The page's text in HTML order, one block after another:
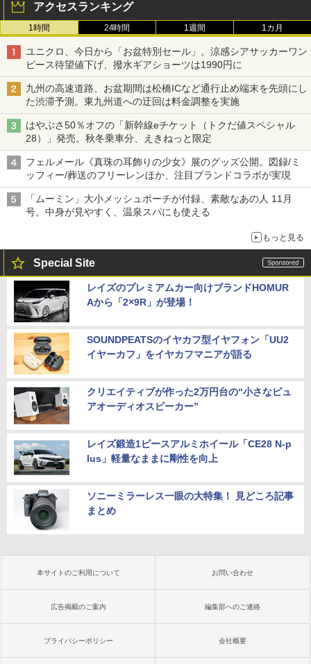
アクセスランキング
1時間 24時間 1週間 1カ月
ユニクロ、今日から「お盆特別セール」。涼感シアサッカーワン
ピース待望値下げ、撥水ギアショーツは1990円に
九州の高速道路、お盆期間は松橋ICなど通行止め端末を先頭にし
た渋滞予測。東九州道への迂回は料金調整を実施
はやぶさ50％オフの「新幹線eチケット（トクだ値スペシャル
28）」発売。秋冬乗車分、えきねっと限定
フェルメール《真珠の耳飾りの少女》展のグッズ公開。図録/ミ
ッフィー/葬送のフリーレンほか、注目ブランドコラボが実現
「ムーミン」大小メッシュポーチが付録、素敵なあの人 11月
号。中身が見やすく、温泉スパにも使える
もっと見る
Special Site
レイズのプレミアムカー向けブランドHOMUR
Aから「2×9R」が登場！
SOUNDPEATSのイヤカフ型イヤフォン「UU2
イヤーカフ」をイヤカフマニアが語る
クリエイティブが作った2万円台の“小さなピュ
アオーディオスピーカー”
レイズ鍛造1ピースアルミホイール「CE28 N-p
lus」軽量なままに剛性を向上
ソニーミラーレス一眼の大特集！ 見どころ記事
まとめ
本サイトのご利用について お問い合わせ
広告掲載のご案内 編集部へのご連絡
プライバシーポリシー 会社概要